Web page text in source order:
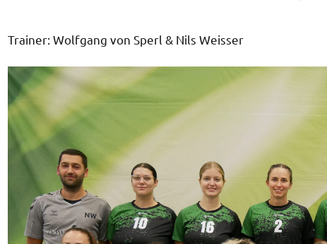
Trainer: Wolfgang von Sperl & Nils Weisser